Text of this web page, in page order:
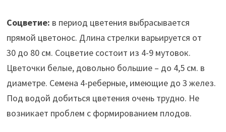
Соцветие: в период цветения выбрасывается
прямой цветонос. Длина стрелки варьируется от
30 до 80 см. Соцветие состоит из 4-9 мутовок.
Цветочки белые, довольно большие – до 4,5 см. в
диаметре. Семена 4-реберные, имеющие до 3 желез.
Под водой добиться цветения очень трудно. Не
возникает проблем с формированием плодов.